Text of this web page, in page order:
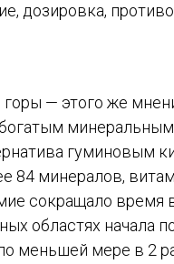
дозировка,
— этого же
гуминовым
84 минералов,
сокращало время
областях начала
меньшей мере в 2